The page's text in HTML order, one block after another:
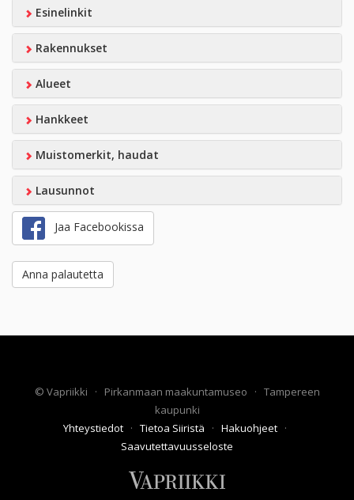
Esinelinkit
Rakennukset
Alueet
Hankkeet
Muistomerkit, haudat
Lausunnot
Jaa Facebookissa
Anna palautetta
© Vapriikki · Pirkanmaan maakuntamuseo · Tampereen
kaupunki
Yhteystiedot · Tietoa Siiristä · Hakuohjeet ·
Saavutettavuusseloste